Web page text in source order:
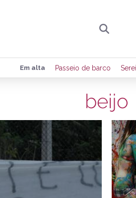
Preencha seus dados
de eventos e notícias da
Em alta Passeio de barco
beijo